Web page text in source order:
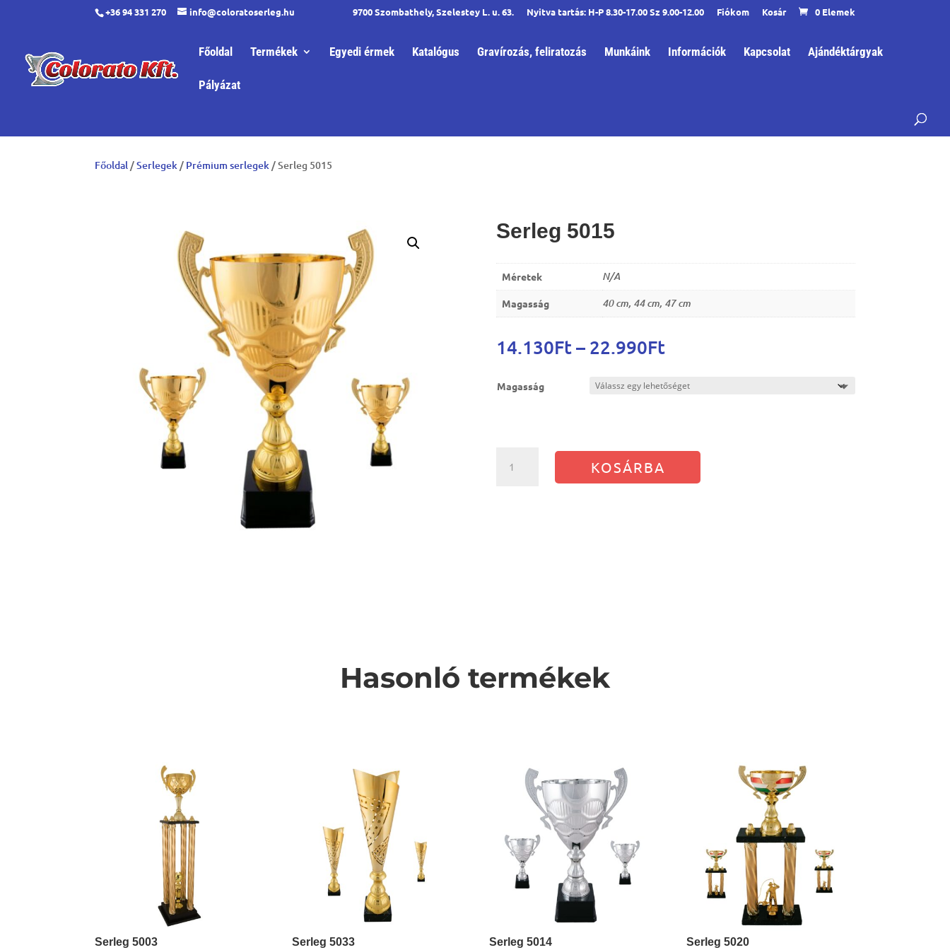
+36 94 331 270 info@coloratoserleg.hu 9700 Szombathely, Szelestey L. u. 63. Nyitva tartás: H-P 8.30-17.00 Sz 9.00-12.00 Fiókom Kosár 0 Elemek
Főoldal Termékek Egyedi érmek Katalógus Gravírozás, feliratozás Munkáink Információk Kapcsolat Ajándéktárgyak
Pályázat
Főoldal /Serlegek / Prémium serlegek / Serleg 5015
Serleg 5015
Méretek N/A
Magasság 40 cm, 44 cm, 47 cm
14.130Ft – 22.990Ft
Magasság
5015
KOSÁRBA
Hasonló termékek
Serleg 5003 Serleg 5033 Serleg 5014 Serleg 5020